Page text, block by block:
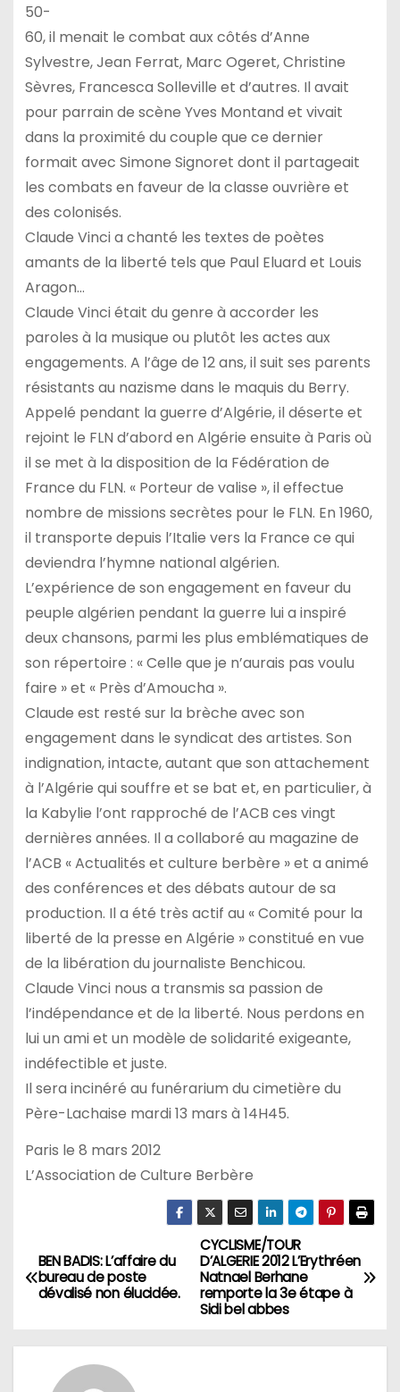
50-
60, il menait le combat aux côtés d’Anne
Sylvestre, Jean Ferrat, Marc Ogeret, Christine
Sèvres, Francesca Solleville et d’autres. Il avait
pour parrain de scène Yves Montand et vivait
dans la proximité du couple que ce dernier
formait avec Simone Signoret dont il partageait
les combats en faveur de la classe ouvrière et
des colonisés.
Claude Vinci a chanté les textes de poètes
amants de la liberté tels que Paul Eluard et Louis
Aragon…
Claude Vinci était du genre à accorder les
paroles à la musique ou plutôt les actes aux
engagements. A l’âge de 12 ans, il suit ses parents
résistants au nazisme dans le maquis du Berry.
Appelé pendant la guerre d’Algérie, il déserte et
rejoint le FLN d’abord en Algérie ensuite à Paris où
il se met à la disposition de la Fédération de
France du FLN. « Porteur de valise », il effectue
nombre de missions secrètes pour le FLN. En 1960,
il transporte depuis l’Italie vers la France ce qui
deviendra l’hymne national algérien.
L’expérience de son engagement en faveur du
peuple algérien pendant la guerre lui a inspiré
deux chansons, parmi les plus emblématiques de
son répertoire : « Celle que je n’aurais pas voulu
faire » et « Près d’Amoucha ».
Claude est resté sur la brèche avec son
engagement dans le syndicat des artistes. Son
indignation, intacte, autant que son attachement
à l’Algérie qui souffre et se bat et, en particulier, à
la Kabylie l’ont rapproché de l’ACB ces vingt
dernières années. Il a collaboré au magazine de
l’ACB « Actualités et culture berbère » et a animé
des conférences et des débats autour de sa
production. Il a été très actif au « Comité pour la
liberté de la presse en Algérie » constitué en vue
de la libération du journaliste Benchicou.
Claude Vinci nous a transmis sa passion de
l’indépendance et de la liberté. Nous perdons en
lui un ami et un modèle de solidarité exigeante,
indéfectible et juste.
Il sera incinéré au funérarium du cimetière du
Père-Lachaise mardi 13 mars à 14H45.
Paris le 8 mars 2012
L’Association de Culture Berbère
N
a
CYCLISME/TOUR
D’ALGERIE 2012 L’Erythréen
Natnael Berhane
remporte la 3e étape à
Sidi bel abbes
BEN BADIS: L’affaire du
bureau de poste
dévalisé non élucidée.